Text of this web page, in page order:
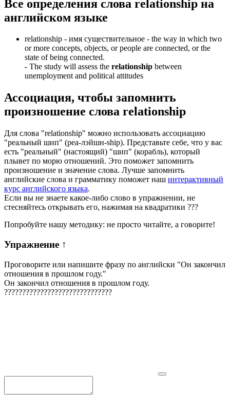
Все определения слова relationship на
английском языке
relationship - имя существительное - the way in which two
or more concepts, objects, or people are connected, or the
state of being connected.
- The study will assess the relationship between
unemployment and political attitudes
Ассоциация, чтобы запомнить
произношение слова relationship
Для слова "relationship" можно использовать ассоциацию
"реальный шип" (реа-лэйшн-ship). Представьте себе, что у вас
есть "реальный" (настоящий) "шип" (корабль), который
плывет по морю отношений. Это поможет запомнить
произношение и значение слова. Лучше запомнить
английские слова и грамматику поможет наш интерактивный
курс английского языка.
Если вы не знаете какое-либо слово в упражнении, не
стесняйтесь открывать его, нажимая на квадратики ???
Попробуйте нашу методику: не просто читайте, а говорите!
Упражнение ↑
Проговорите или напишите фразу по английски "Он закончил
отношения в прошлом году."
Он закончил отношения в прошлом году.
??????????????????????????????